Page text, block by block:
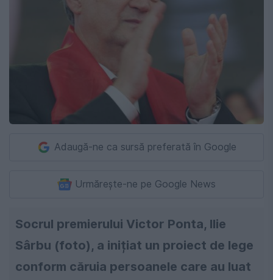
Adaugă-ne ca sursă preferată în Google
Urmărește-ne pe Google News
Socrul premierului Victor Ponta, Ilie
Sârbu (foto), a inițiat un proiect de lege
conform căruia persoanele care au luat